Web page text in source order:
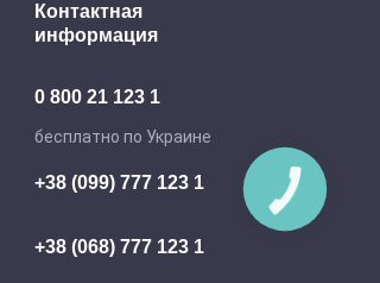
Контактная
информация
0 800 21 123 1
бесплатно по Украине
+38 (099) 777 123 1
+38 (068) 777 123 1